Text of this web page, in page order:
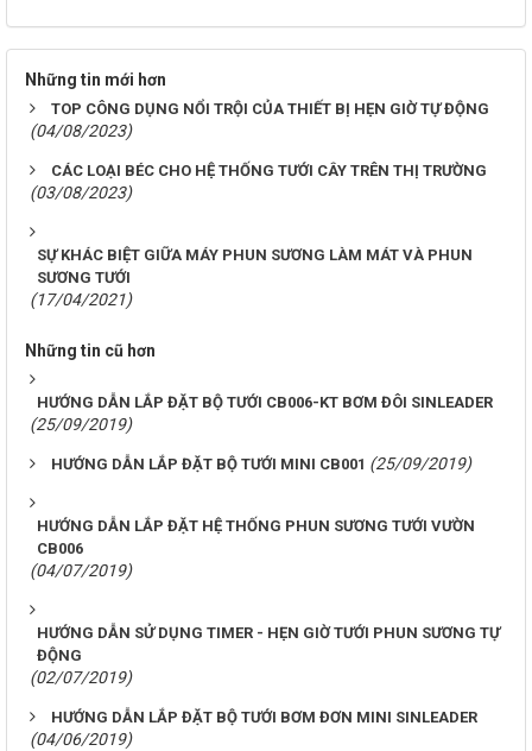
Những tin mới hơn
TOP CÔNG DỤNG NỔI TRỘI CỦA THIẾT BỊ HẸN GIỜ TỰ ĐỘNG
(04/08/2023)
CÁC LOẠI BÉC CHO HỆ THỐNG TƯỚI CÂY TRÊN THỊ TRƯỜNG
(03/08/2023)
SỰ KHÁC BIỆT GIỮA MÁY PHUN SƯƠNG LÀM MÁT VÀ PHUN
SƯƠNG TƯỚI
(17/04/2021)
Những tin cũ hơn
HƯỚNG DẪN LẮP ĐẶT BỘ TƯỚI CB006-KT BƠM ĐÔI SINLEADER
(25/09/2019)
HƯỚNG DẪN LẮP ĐẶT BỘ TƯỚI MINI CB001 (25/09/2019)
HƯỚNG DẪN LẮP ĐẶT HỆ THỐNG PHUN SƯƠNG TƯỚI VƯỜN
CB006
(04/07/2019)
HƯỚNG DẪN SỬ DỤNG TIMER - HẸN GIỜ TƯỚI PHUN SƯƠNG TỰ
ĐỘNG
(02/07/2019)
HƯỚNG DẪN LẮP ĐẶT BỘ TƯỚI BƠM ĐƠN MINI SINLEADER
(04/06/2019)